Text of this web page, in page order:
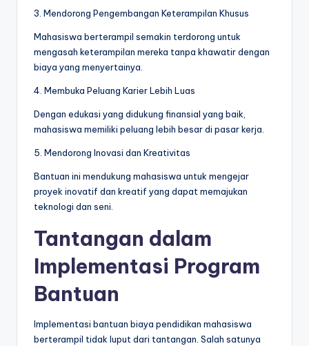
3. Mendorong Pengembangan Keterampilan Khusus
Mahasiswa berterampil semakin terdorong untuk
mengasah keterampilan mereka tanpa khawatir dengan
biaya yang menyertainya.
4. Membuka Peluang Karier Lebih Luas
Dengan edukasi yang didukung finansial yang baik,
mahasiswa memiliki peluang lebih besar di pasar kerja.
5. Mendorong Inovasi dan Kreativitas
Bantuan ini mendukung mahasiswa untuk mengejar
proyek inovatif dan kreatif yang dapat memajukan
teknologi dan seni.
Tantangan dalam
Implementasi Program
Bantuan
Implementasi bantuan biaya pendidikan mahasiswa
berterampil tidak luput dari tantangan. Salah satunya